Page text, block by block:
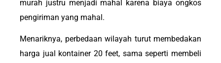
murah justru menjadi mahal karena biaya ongkos
pengiriman yang mahal.
Menariknya, perbedaan wilayah turut membedakan
harga jual kontainer 20 feet, sama seperti membeli